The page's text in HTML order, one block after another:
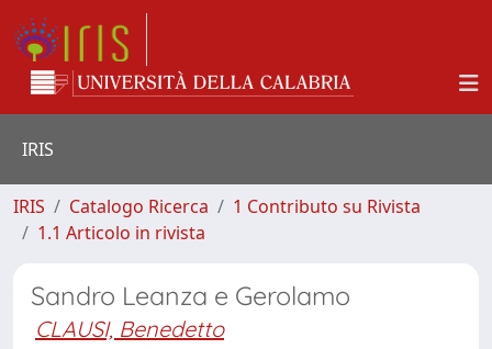
IRIS
IRIS Catalogo Ricerca
1 Contributo su Rivista
1.1 Articolo in rivista
Sandro Leanza e Gerolamo
CLAUSI, Benedetto